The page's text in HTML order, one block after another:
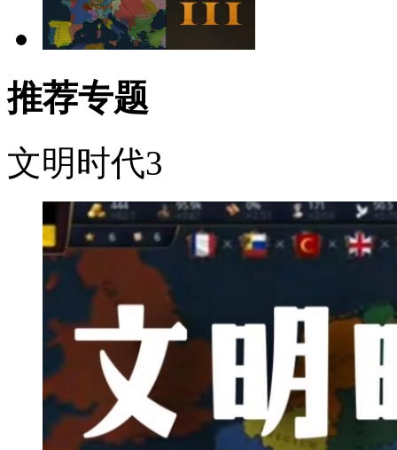
推荐专题
文明时代3